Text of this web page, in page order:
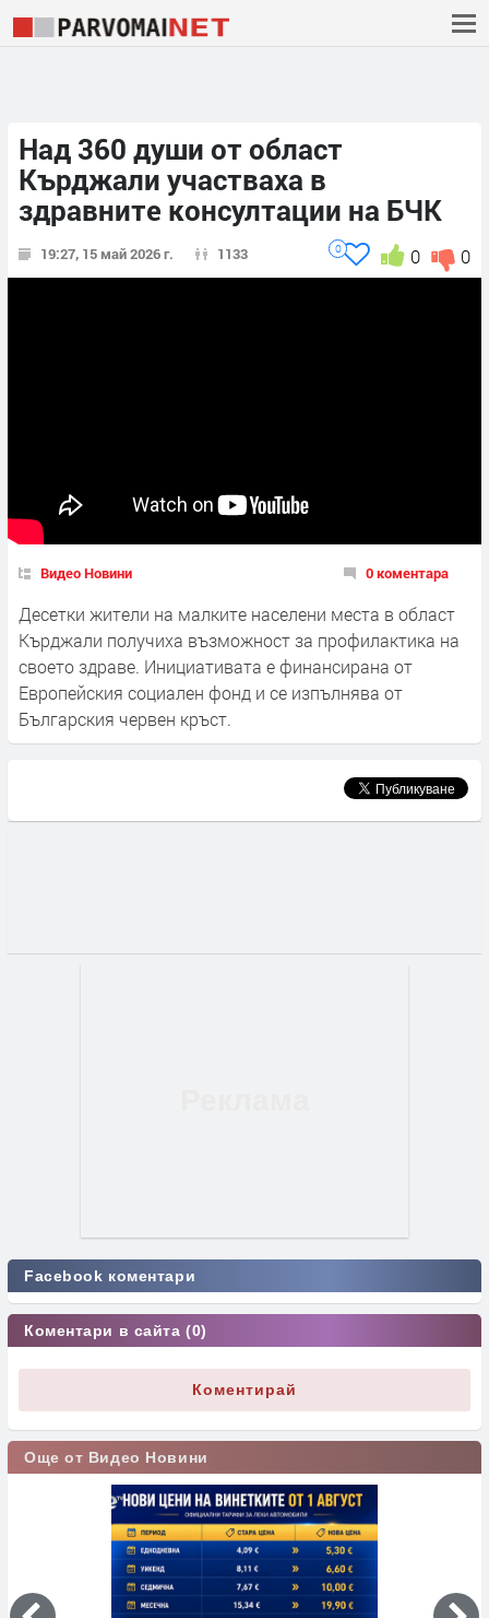
Над 360 души от област
Кърджали участваха в
здравните консултации на БЧК
19:27, 15 май 2026 г. 1133 0
0
0
Видео Новини 0 коментара
Десетки жители на малките населени места в област
Кърджали получиха възможност за профилактика на
своето здраве. Инициативата е финансирана от
Европейския социален фонд и се изпълнява от
Българския червен кръст.
Facebook коментари
Коментари в сайта (0)
Коментирай
Още от Видео Новини